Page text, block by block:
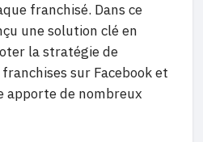
franchisé. Dans ce
une solution clé en
la stratégie de
sur Facebook et
apporte de nombreux